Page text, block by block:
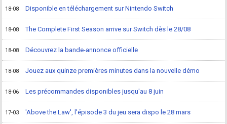
18-08 Disponible en téléchargement sur Nintendo Switch
18-08 The Complete First Season arrive sur Switch dès le 28/08
18-08 Découvrez la bande-annonce officielle
18-08 Jouez aux quinze premières minutes dans la nouvelle démo
18-06 Les précommandes disponibles jusqu'au 8 juin
17-03 'Above the Law', l'épisode 3 du jeu sera dispo le 28 mars